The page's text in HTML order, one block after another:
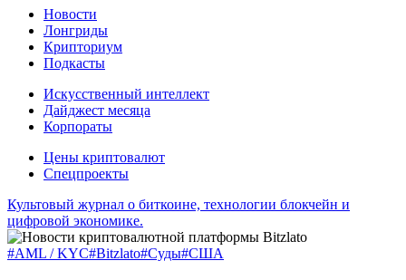
Новости
Лонгриды
Крипториум
Подкасты
Искусственный интеллект
Дайджест месяца
Корпораты
Цены криптовалют
Спецпроекты
Культовый журнал о биткоине, технологии блокчейн и
цифровой экономике.
#AML / KYC#Bitzlato#Суды#США